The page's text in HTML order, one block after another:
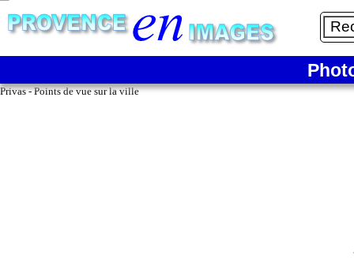
6/6
Privas - Points de vue sur la ville